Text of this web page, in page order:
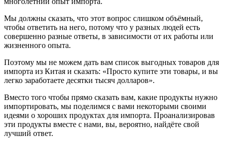
Мы должны сказать, что этот вопрос слишком объёмный,
чтобы ответить на него, потому что у разных людей есть
совершенно разные ответы, в зависимости от их работы или
жизненного опыта.
Поэтому мы не можем дать вам список выгодных товаров для
импорта из Китая и сказать: «Просто купите эти товары, и вы
легко заработаете десятки тысяч долларов».
Вместо того чтобы прямо сказать вам, какие продукты нужно
импортировать, мы поделимся с вами некоторыми своими
идеями о хороших продуктах для импорта. Проанализировав
эти продукты вместе с нами, вы, вероятно, найдёте свой
лучший ответ.